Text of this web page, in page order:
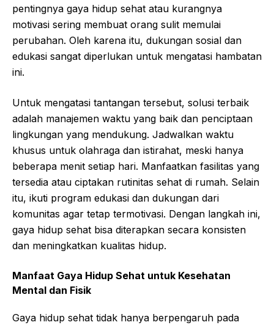
pentingnya gaya hidup sehat atau kurangnya
motivasi sering membuat orang sulit memulai
perubahan. Oleh karena itu, dukungan sosial dan
edukasi sangat diperlukan untuk mengatasi hambatan
ini.
Untuk mengatasi tantangan tersebut, solusi terbaik
adalah manajemen waktu yang baik dan penciptaan
lingkungan yang mendukung. Jadwalkan waktu
khusus untuk olahraga dan istirahat, meski hanya
beberapa menit setiap hari. Manfaatkan fasilitas yang
tersedia atau ciptakan rutinitas sehat di rumah. Selain
itu, ikuti program edukasi dan dukungan dari
komunitas agar tetap termotivasi. Dengan langkah ini,
gaya hidup sehat bisa diterapkan secara konsisten
dan meningkatkan kualitas hidup.
Manfaat Gaya Hidup Sehat untuk Kesehatan
Mental dan Fisik
Gaya hidup sehat tidak hanya berpengaruh pada